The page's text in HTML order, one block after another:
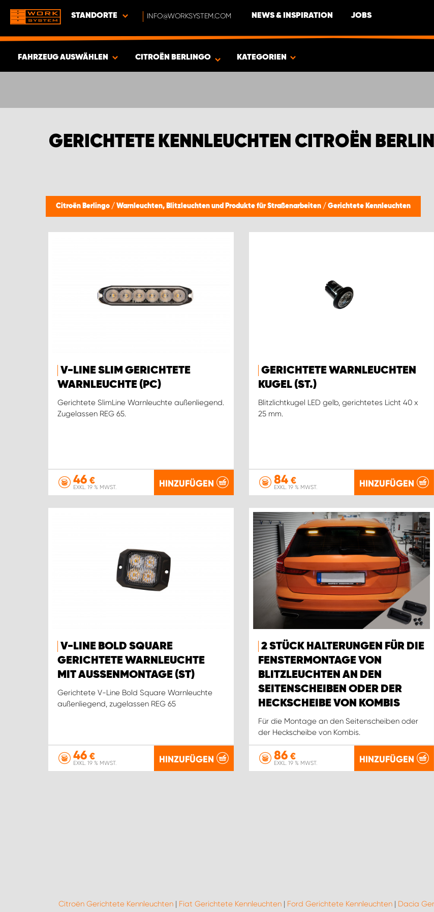
STANDORTE INFO@WORKSYSTEM.COM NEWS & INSPIRATION JOBS
FAHRZEUG AUSWÄHLEN
ARTIKEL
CITROËN BERLINGO KATEGORIEN
GERICHTETE KENNLEUCHTEN CITROËN
Citroën Berlingo / Warnleuchten, Blitzleuchten und Produkte für Straßenarbeiten / Gerichtete Kennleuchten
V-LINE SLIM GERICHTETE
WARNLEUCHTE (PC)
Gerichtete SlimLine Warnleuchte außenliegend.
Zugelassen REG 65.
46 €
EXKL. 19 % MWST. HINZUFÜGEN
GERICHTETE WARNLEUCHTEN
KUGEL (ST.)
Blitzlichtkugel LED gelb, gerichtetes Licht 40 x
25 mm.
84€
EXKL. 19 % MWST. HINZUFÜGEN
V-LINE BOLD SQUARE
GERICHTETE WARNLEUCHTE
MIT AUSSENMONTAGE (ST)
Gerichtete V-Line Bold Square Warnleuchte
außenliegend, zugelassen REG 65
46 €
EXKL. 19 % MWST. HINZUFÜGEN
2 STÜCK HALTERUNGEN FÜR DIE
FENSTERMONTAGE VON
BLITZLEUCHTEN AN DEN
SEITENSCHEIBEN ODER DER
HECKSCHEIBE VON KOMBIS
Für die Montage an den Seitenscheiben oder
der Heckscheibe von Kombis.
86€
EXKL. 19 % MWST. HINZUFÜGEN
Citroën Gerichtete Kennleuchten| Fiat Gerichtete Kennleuchten| Ford Gerichtete Kennleuchten| Dacia